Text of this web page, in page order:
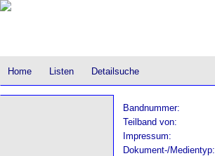
Home Listen Detailsuche
Bandnummer:
Teilband von:
Impressum:
Dokument-/Medientyp: